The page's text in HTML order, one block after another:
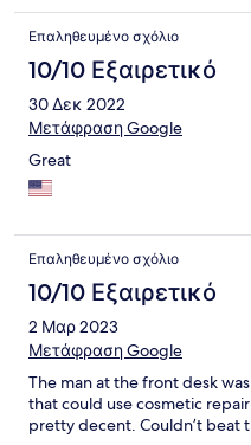
Επαληθευμένο σχόλιο
10/10 Εξαιρετικό
30 Δεκ 2022
Μετάφραση Google
Great
Επαληθευμένο σχόλιο
10/10 Εξαιρετικό
2 Μαρ 2023
Μετάφραση Google
The man at the front desk
that could use cosmetic
pretty decent. Couldn’t beat